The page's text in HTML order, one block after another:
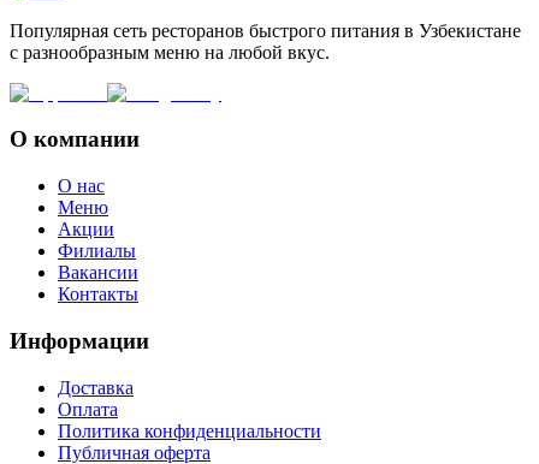
Популярная сеть ресторанов быстрого питания в Узбекистане
с разнообразным меню на любой вкус.
О компании
О нас
Меню
Акции
Филиалы
Вакансии
Контакты
Информации
Доставка
Оплата
Политика конфиденциальности
Публичная оферта